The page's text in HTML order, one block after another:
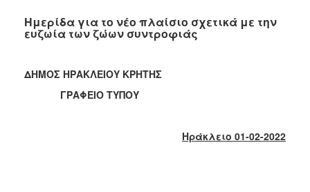
2022
2020
2019
Ημερίδα για το νέο πλαίσιο σχετικά με την
ευζωία των ζώων συντροφιάς
ΔΗΜΟΣ ΗΡΑΚΛΕΙΟΥ ΚΡΗΤΗΣ
ΓΡΑΦΕΙΟ ΤΥΠΟΥ
Ηράκλειο 01-02-2022